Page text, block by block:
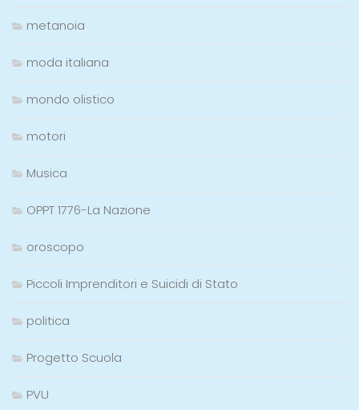
metanoia
moda italiana
mondo olistico
motori
Musica
OPPT 1776-La Nazione
oroscopo
Piccoli Imprenditori e Suicidi di Stato
politica
Progetto Scuola
PVU